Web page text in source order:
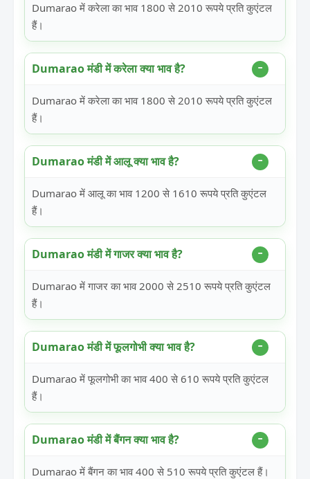
Dumarao में करेला का भाव 1800 से 2010 रूपये प्रति कुएंटल
हैं।
Dumarao मंडी में करेला क्या भाव है?
Dumarao में करेला का भाव 1800 से 2010 रूपये प्रति कुएंटल
हैं।
Dumarao मंडी में आलू क्या भाव है?
Dumarao में आलू का भाव 1200 से 1610 रूपये प्रति कुएंटल
हैं।
Dumarao मंडी में गाजर क्या भाव है?
Dumarao में गाजर का भाव 2000 से 2510 रूपये प्रति कुएंटल
हैं।
Dumarao मंडी में फूलगोभी क्या भाव है?
Dumarao में फूलगोभी का भाव 400 से 610 रूपये प्रति कुएंटल
हैं।
Dumarao मंडी में बैंगन क्या भाव है?
Dumarao में बैंगन का भाव 400 से 510 रूपये प्रति कुएंटल हैं।